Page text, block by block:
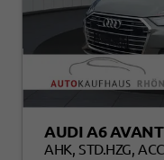
AUDI A6 AVANT
AHK, STD.HZG,